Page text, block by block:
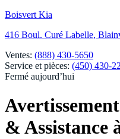
Boisvert Kia
416 Boul. Curé Labelle,
Ventes: (888) 430-5650
Service et pièces: (450) 430-
Fermé aujourd’hui
& Assistance